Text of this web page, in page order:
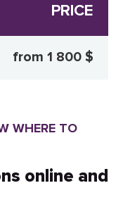
PRICE
from 1 800 $
WHERE TO
online and